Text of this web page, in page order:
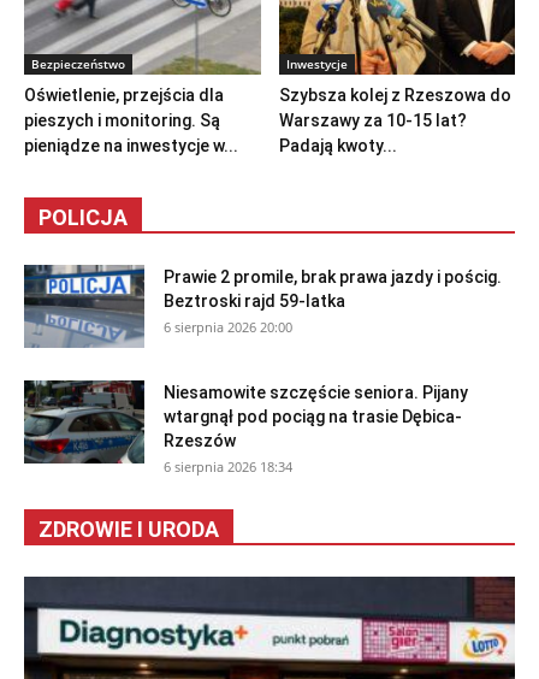
Bezpieczeństwo
Oświetlenie, przejścia dla
pieszych i monitoring. Są
pieniądze na inwestycje w...
Inwestycje
Szybsza kolej z Rzeszowa do
Warszawy za 10-15 lat?
Padają kwoty...
POLICJA
Prawie 2 promile, brak prawa jazdy i pościg.
Beztroski rajd 59-latka
6 sierpnia 2026 20:00
Niesamowite szczęście seniora. Pijany
wtargnął pod pociąg na trasie Dębica-
Rzeszów
6 sierpnia 2026 18:34
ZDROWIE I URODA